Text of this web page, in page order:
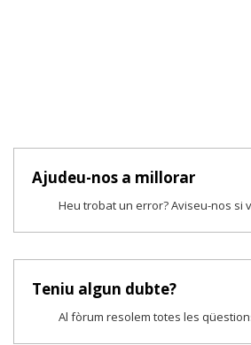
Ajudeu-nos a millorar
Heu trobat un error? Aviseu-nos si
Teniu algun dubte?
Al fòrum resolem totes les